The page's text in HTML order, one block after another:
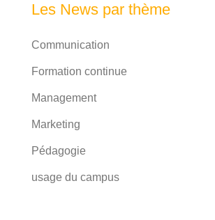
Les News par thème
Communication
Formation continue
Management
Marketing
Pédagogie
usage du campus